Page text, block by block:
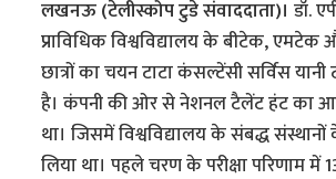
लखनऊ (टेलीस्कोप टुडे संवाददाता)।डॉ.
प्राविधिक विश्वविद्यालय के बीटेक,
छात्रों का चयन टाटा कंसल्टेंसी सर्विस
है। कंपनी की ओर से नेशनल टैलेंट हंट का
था। जिसमें विश्वविद्यालय के संबद्ध संस्थानों
लिया था। पहले चरण के परीक्षा परिणाम में